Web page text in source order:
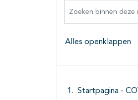
Alles openklappen
Startpagina -